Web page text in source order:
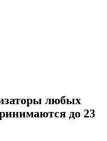
любых
до 23